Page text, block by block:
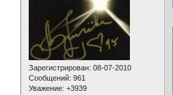
Зарегистрирован: 08-07-2010
Сообщений: 961
Уважение: +3939